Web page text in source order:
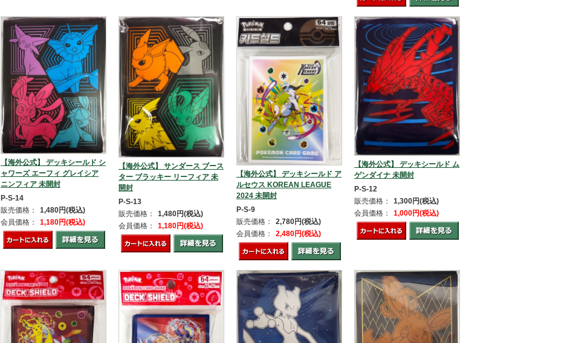
【海外公式】 デッキシールド シ
ャワーズ エーフィ グレイシア
ニンフィア 未開封
P-S-14
販売価格：
1,480円(税込)
会員価格：
1,180円(税込)
【海外公式】 サンダース ブース
ター ブラッキー リーフィア 未
開封
P-S-13
販売価格：
1,480円(税込)
会員価格：
1,180円(税込)
【海外公式】 デッキシールド ア
ルセウス KOREAN LEAGUE
2024 未開封
P-S-9
販売価格：
2,780円(税込)
会員価格：
2,480円(税込)
【海外公式】 デッキシールド ム
ゲンダイナ 未開封
P-S-12
販売価格：
1,300円(税込)
会員価格：
1,000円(税込)